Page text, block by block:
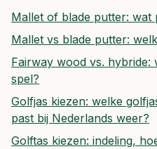
Mallet of blade putter: wat
Mallet vs blade putter:
Fairway wood vs. hybride:
spel?
Golfjas kiezen: welke
past bij Nederlands weer?
Golftas kiezen: indeling,